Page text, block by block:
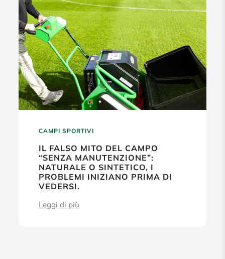
CAMPI SPORTIVI
IL FALSO MITO DEL CAMPO
“SENZA MANUTENZIONE”:
NATURALE O SINTETICO, I
PROBLEMI INIZIANO PRIMA DI
VEDERSI.
Leggi di più